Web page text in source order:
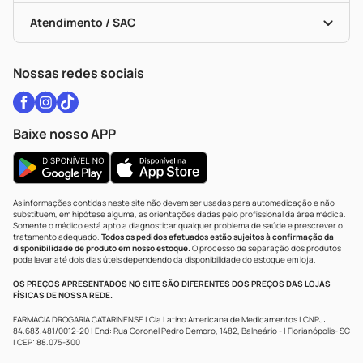
Bulas De A A Z
Políticas De Marketplace
Autoteste Covid-19
Vacinas
Portal Da Privacidade
Atendimento / SAC
Nossas redes sociais
Baixe nosso APP
As informações contidas neste site não devem ser usadas para automedicação e não
substituem, em hipótese alguma, as orientações dadas pelo profissional da área médica.
Somente o médico está apto a diagnosticar qualquer problema de saúde e prescrever o
tratamento adequado. Todos os pedidos efetuados estão sujeitos à confirmação da
disponibilidade de produto em nosso estoque.O processo de separação dos produtos
pode levar até dois dias úteis dependendo da disponibilidade do estoque em loja.
OS PREÇOS APRESENTADOS NO SITE SÃO DIFERENTES DOS PREÇOS DAS LOJAS
FÍSICAS DE NOSSA REDE.
FARMÁCIA DROGARIA CATARINENSE | Cia Latino Americana de Medicamentos | CNPJ:
84.683.481/0012-20 | End: Rua Coronel Pedro Demoro, 1482, Balneário - | Florianópolis- SC
| CEP: 88.075-300